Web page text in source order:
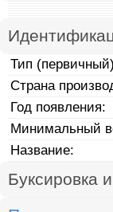
Тип
Страна
Год появления:
Минимальный
Название:
Буксировка